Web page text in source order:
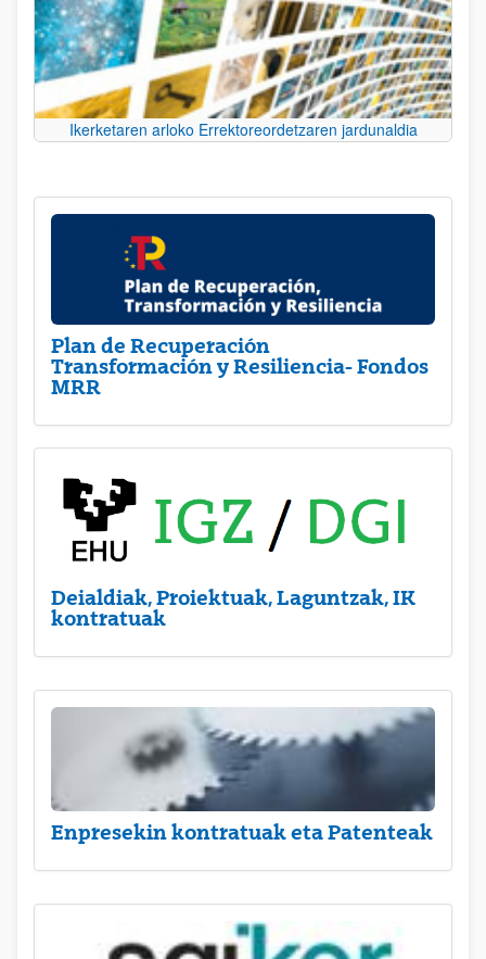
Ikerketaren arloko Errektoreordetzaren jardunaldia
Plan de Recuperación
Transformación y Resiliencia- Fondos
MRR
Deialdiak, Proiektuak, Laguntzak, IK
kontratuak
Enpresekin kontratuak eta Patenteak